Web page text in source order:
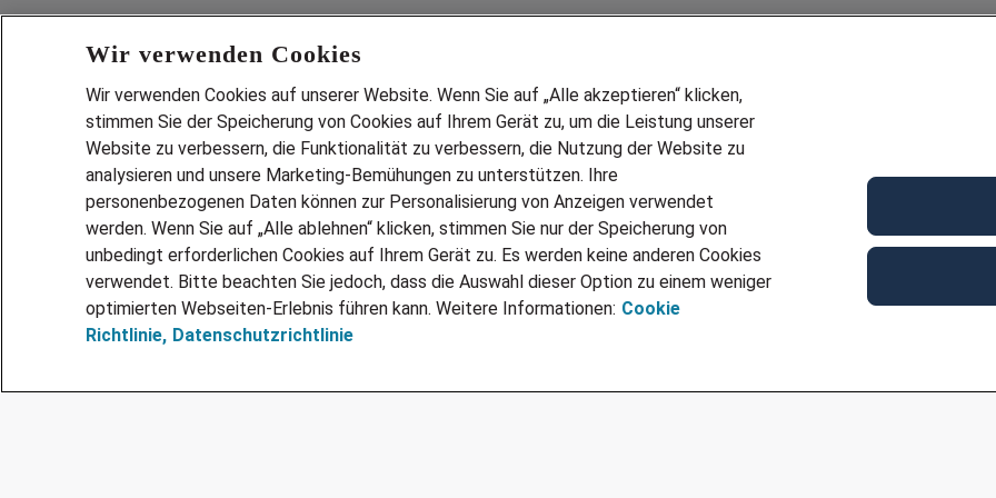
Services
JOBSUCHE
LEBENSLAUF GENERATOR
ZEITARBEIT
PERSONALVERMITTLUNG
PARTNERSHIP WITH AIRBUS
Wir verwenden Cookies
Wir verwenden Cookies auf unserer Website. Wenn Sie auf „Alle akzeptieren“ klicken,
stimmen Sie der Speicherung von Cookies auf Ihrem Gerät zu, um die Leistung unserer
Website zu verbessern, die Funktionalität zu verbessern, die Nutzung der Website zu
analysieren und unsere Marketing-Bemühungen zu unterstützen. Ihre
personenbezogenen Daten können zur Personalisierung von Anzeigen verwendet
werden. Wenn Sie auf „Alle ablehnen“ klicken, stimmen Sie nur der Speicherung von
unbedingt erforderlichen Cookies auf Ihrem Gerät zu. Es werden keine anderen Cookies
verwendet. Bitte beachten Sie jedoch, dass die Auswahl dieser Option zu einem weniger
optimierten Webseiten-Erlebnis führen kann. Weitere Informationen: Cookie
Richtlinie, Datenschutzrichtlinie